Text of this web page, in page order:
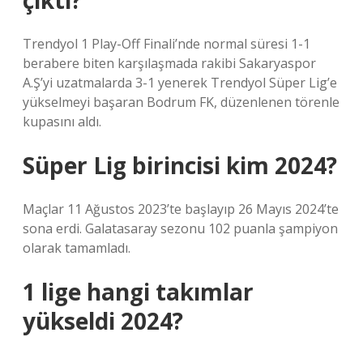
Trendyol 1 Play-Off Finali’nde normal süresi 1-1
berabere biten karşılaşmada rakibi Sakaryaspor
A.Ş’yi uzatmalarda 3-1 yenerek Trendyol Süper Lig’e
yükselmeyi başaran Bodrum FK, düzenlenen törenle
kupasını aldı.
Süper Lig birincisi kim 2024?
Maçlar 11 Ağustos 2023’te başlayıp 26 Mayıs 2024’te
sona erdi. Galatasaray sezonu 102 puanla şampiyon
olarak tamamladı.
1 lige hangi takımlar
yükseldi 2024?